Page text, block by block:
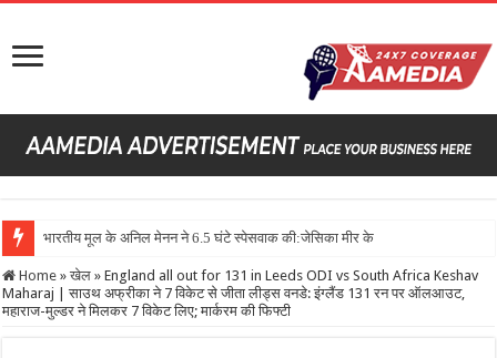
भारतीय मूल के अनिल मेनन ने 6.5 घंटे स्पेसवाक की:जेसिका मीर के साथ स्पेस स्टेशन में सोलर पै
Home » खेल » England all out for 131 in Leeds ODI vs South Africa Keshav
Maharaj | साउथ अफ्रीका ने 7 विकेट से जीता लीड्स वनडे: इंग्लैंड 131 रन पर ऑलआउट,
महाराज-मुल्डर ने मिलकर 7 विकेट लिए; मार्करम की फिफ्टी